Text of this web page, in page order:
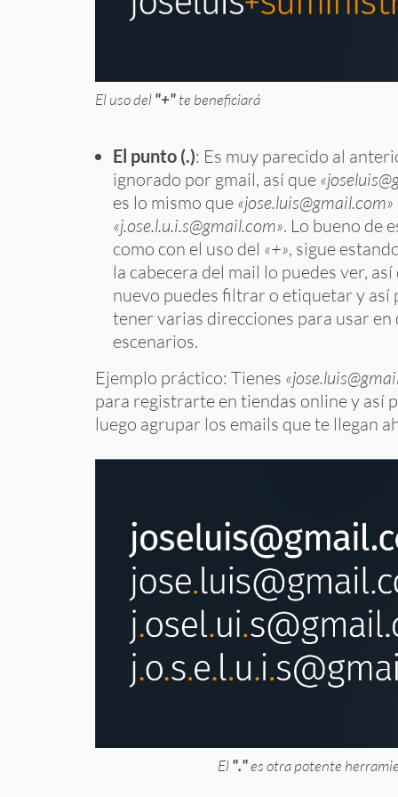
El uso del"+"te beneficiará
El punto (.): Es muy parecido al
ignorado por gmail, así que
es lo mismo que «jose.luis@gmail.com»
«j.ose.l.u.i.s@gmail.com». Lo bueno de
como con el uso del «+», sigue
la cabecera del mail lo puedes ver, así
nuevo puedes filtrar o etiquetar y así
tener varias direcciones para usar
escenarios.
Ejemplo práctico: Tienes
para registrarte en tiendas online y así
luego agrupar los emails que te llegan
El"."es otra potente